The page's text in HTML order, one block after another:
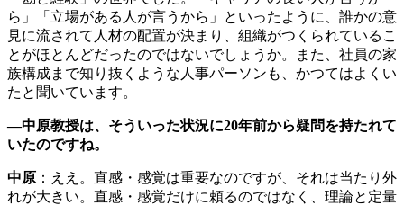
ら」「立場がある人が言うから」といったように、誰かの意
見に流されて人材の配置が決まり、組織がつくられているこ
とがほとんどだったのではないでしょうか。また、社員の家
族構成まで知り抜くような人事パーソンも、かつてはよくい
たと聞いています。
―中原教授は、そういった状況に20年前から疑問を持たれて
いたのですね。
中原 ：ええ。直感・感覚は重要なのですが、それは当たり外
れが大きい。直感・感覚だけに頼るのではなく、理論と定量